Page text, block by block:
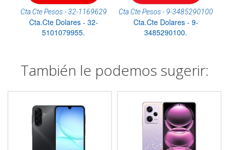
Cta.Cte Pesos - 32-1169629
Cta.Cte Dolares - 32-
5101079955.
Cta.Cte Pesos - 9-3485290100
Cta.Cte Dolares - 9-
3485290100.
También le podemos sugerir: